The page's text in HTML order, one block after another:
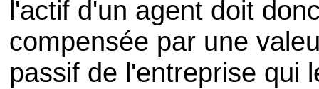
l'actif d'un agent doit
compensée par une
passif de l'entreprise qui